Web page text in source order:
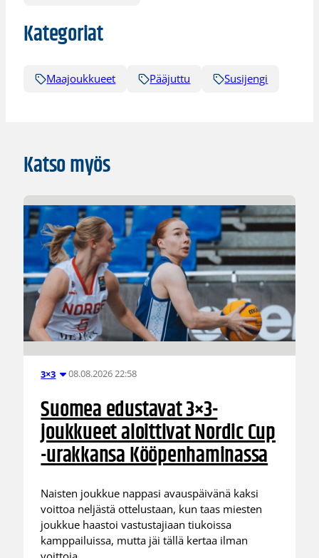
Kategoriat
Maajoukkueet Pääjuttu Susijengi
Katso myös
3×3 08.08.2026 22:58
Suomea edustavat 3×3-
joukkueet aloittivat Nordic Cup
-urakkansa Kööpenhaminassa
Naisten joukkue nappasi avauspäivänä kaksi
voittoa neljästä ottelustaan, kun taas miesten
joukkue haastoi vastustajiaan tiukoissa
kamppailuissa, mutta jäi tällä kertaa ilman